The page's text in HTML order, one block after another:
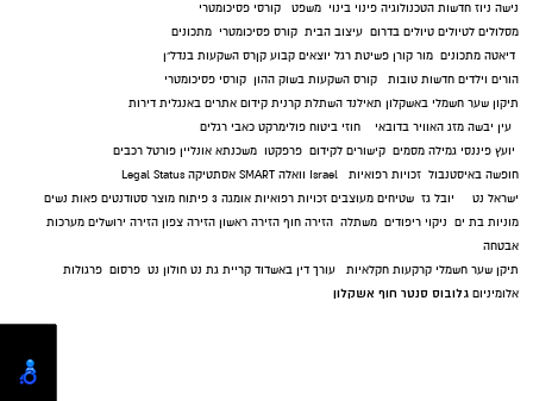
נישה ניוז חדשות הטכנולוגיה פינוי בינוי משפט
קורסי פסיכומטרי
מסלולים לטיולים טיולים בדרום עיצוב הבית קורס פסיכומטרי מתכונים
דיאטה מתכונים מור קורן פשיטת רגל יוצאים קבוע קןרס השקעות בנדל"ן
הורים וילדים חדשות טובות קורס השקעות בשוק ההון קורסי פסיכומטרי
תיקון שער חשמלי באשקלון תאילנד השתלת קרנית קידום אתרים באנגלית דירות
עין יבשה מזג האוויר בדובאי חוזי ביטוח פולימרקט כאבי רגלים
יועץ פיננסי גמילה מסמים קישורים לקידום פרפקטו משכנתא אונליין פורטל רכבים
חופשה באיסטנבול זכויות רפואיות Israel וואלה SMART אסתטיקה Legal Status
ישראל נט
יובל גז שטיחים מעוצבים זכויות רפואיות אומגה 3 פיתוח מוצר סטודנטים פאות נשים
מוניות בת ים ניקוי ריפודים משתלה הזירה חוף הזירה ראשון הזירה צפון הזירה ירושלים מערכות
אבטחה
תיקן שער חשמלי קרקעות חקלאיות עורך דין באשדוד קריית גת נט חולון נט פרסום פרגולות
אלומיניום גלובוס סנטר חוף אשקלון